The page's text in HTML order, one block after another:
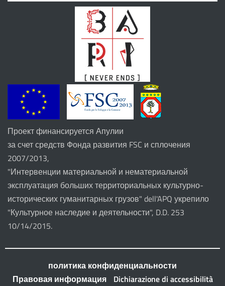
Проект финансируется Апулии
за счет средств Фонда развития FSC и сплочения
2007/2013,
"Интервенции материальной и нематериальной
эксплуатация больших территориальных культурно-
исторических гуманитарных грузов" dell'APQ укрепило
"Культурное наследие и деятельности", D.D. 253
10/14/2015.
политика конфиденциальности
Правовая информация
Dichiarazione di accessibilità